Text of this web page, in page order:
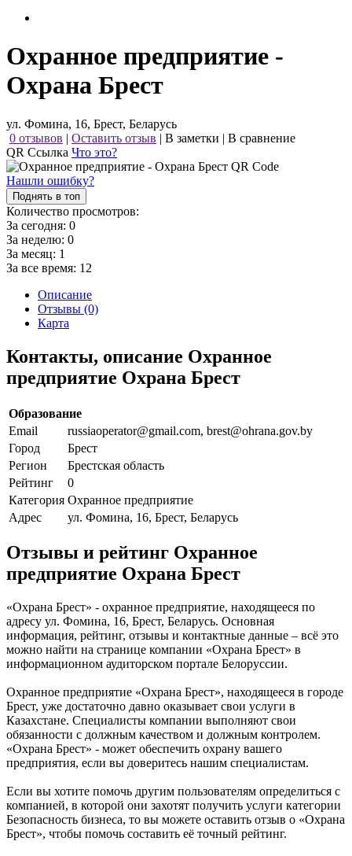
Охранное предприятие -
Охрана Брест
ул. Фомина, 16, Брест, Беларусь
0 отзывов | Оставить отзыв | В заметки | В сравнение
QR Ссылка Что это?
Нашли ошибку?
Поднять в топ
Количество просмотров:
За сегодня: 0
За неделю: 0
За месяц: 1
За все время: 12
Описание
Отзывы (0)
Карта
Контакты, описание Охранное
предприятие Охрана Брест
Образование
Email
russiaoperator@gmail.com, brest@ohrana.gov.by
Город
Брест
Регион
Брестская область
Рейтинг
0
Категория Охранное предприятие
Адрес
ул. Фомина, 16, Брест, Беларусь
Отзывы и рейтинг Охранное
предприятие Охрана Брест
«Охрана Брест» - охранное предприятие, находящееся по
адресу ул. Фомина, 16, Брест, Беларусь. Основная
информация, рейтинг, отзывы и контактные данные – всё это
можно найти на странице компании «Охрана Брест» в
информационном аудиторском портале Белоруссии.
Охранное предприятие «Охрана Брест», находящееся в городе
Брест, уже достаточно давно оказывает свои услуги в
Казахстане. Специалисты компании выполняют свои
обязанности с должным качеством и должным контролем.
«Охрана Брест» - может обеспечить охрану вашего
предприятия, если вы доверитесь нашим специалистам.
Если вы хотите помочь другим пользователям определиться с
компанией, в которой они захотят получить услуги категории
Безопасность бизнеса, то вы можете оставить отзыв о «Охрана
Брест», чтобы помочь составить её точный рейтинг.